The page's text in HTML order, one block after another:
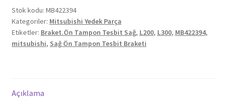
Sağ
Ön
Tampon
Tesbit
Stok kodu: MB422394
Kategoriler: Mitsubishi Yedek Parça
Etiketler: Braket.Ön Tampon Tesbit Sağ, L200, L300, MB422394,
mitsubishi, Sağ Ön Tampon Tesbit Braketi
Açıklama